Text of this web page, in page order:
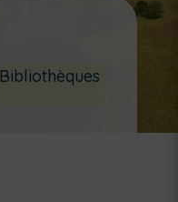
Bibliothèques